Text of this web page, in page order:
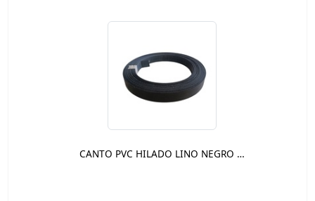
CANTO PVC HILADO LINO NEGRO …